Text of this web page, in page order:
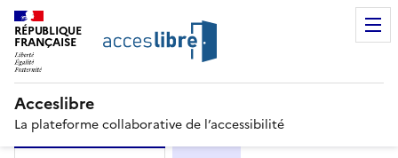
RÉPUBLIQUE
FRANÇAISE
Acceslibre
La plateforme collaborative de l’accessibilité